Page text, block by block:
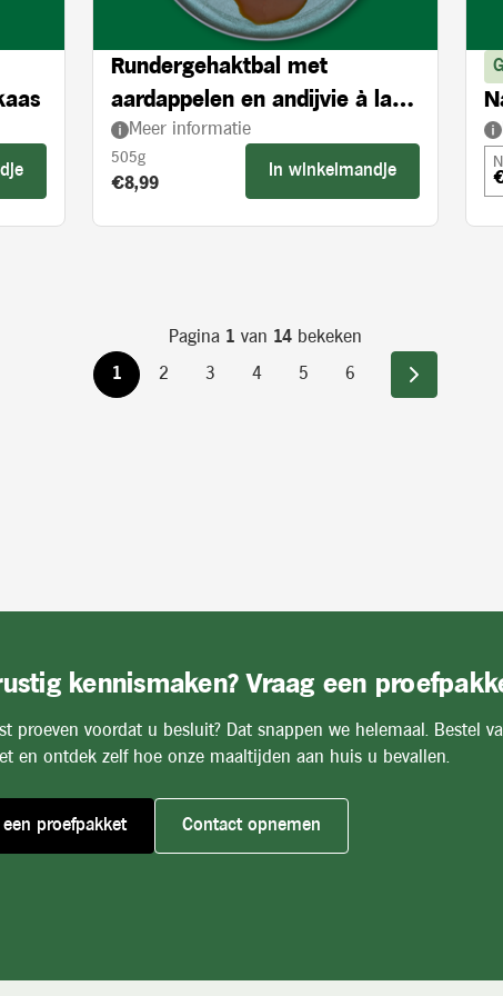
Rundergehaktbal met
aardappelen en andijvie à la
crème
Meer informatie
505g
Product prijs:
€8,99
In winkelmandje
Pagina 1 van 14 bekeken
1 2 3 4 5 6
kennismaken? Vraag een
proeven voordat u besluit? Dat snappen we helemaal. Bestel
en ontdek zelf hoe onze maaltijden aan huis u bevallen.
een proefpakket Contact opnemen